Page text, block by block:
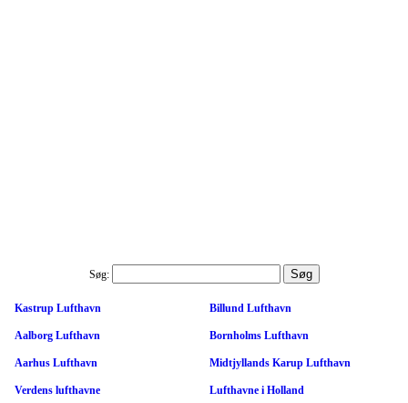
Søg:
Kastrup Lufthavn Billund Lufthavn
Aalborg Lufthavn Bornholms Lufthavn
Aarhus Lufthavn Midtjyllands Karup Lufthavn
Verdens lufthavne Lufthavne i Holland